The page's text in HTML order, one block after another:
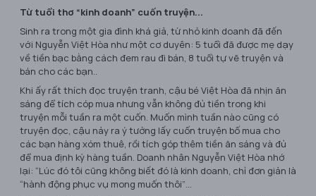
Từ tuổi thơ “kinh doanh” cuốn truyện...
Sinh ra trong một gia đình khá giả, từ nhỏ kinh doanh đã đến
với Nguyễn Việt Hòa như một cơ duyên: 5 tuổi đã được mẹ dạy
về tiền bạc bằng cách đem rau đi bán, 8 tuổi tự vẽ truyện và
bán cho các bạn..
Khi ấy rất thích đọc truyện tranh, cậu bé Việt Hòa đã nhịn ăn
sáng để tích cóp mua nhưng vẫn không đủ tiền trong khi
truyện mỗi tuần ra một cuốn. Muốn mình tuần nào cũng có
truyện đọc, cậu nảy ra ý tưởng lấy cuốn truyện bố mua cho
các bạn hàng xóm thuê, rồi tích góp thêm tiền ăn sáng và đủ
để mua định kỳ hàng tuần. Doanh nhân Nguyễn Việt Hòa nhớ
lại: “Lúc đó tôi cũng không biết đó là kinh doanh, chỉ đơn giản là
“hành động phục vụ mong muốn thôi”…